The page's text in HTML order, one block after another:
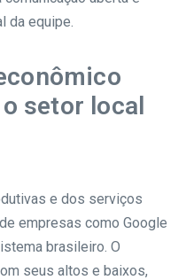
da equipe.
setor local
e dos serviços
empresas como Google
brasileiro. O
seus altos e baixos,